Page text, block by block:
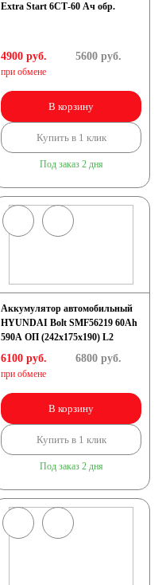
Extra Start 6СТ-60 Ач обр.
4900 руб.
при обмене
5600руб.
В корзину
Купить в 1 клик
Под заказ 2 дня
Аккумулятор автомобильный
HYUNDAI Bolt SMF56219 60Ah
590A ОП (242x175x190) L2
6100 руб.
при обмене
6800руб.
В корзину
Купить в 1 клик
Под заказ 2 дня